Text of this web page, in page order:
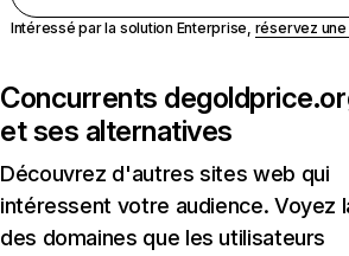
Intéressé par la solution Enterprise, réservez
Concurrents de
et ses alternatives
Découvrez d'autres sites web qui
intéressent votre audience. Voyez
des domaines que les utilisateurs